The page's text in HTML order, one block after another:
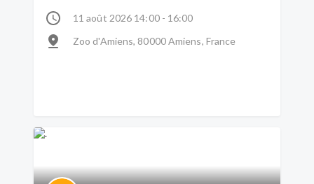
11 août 2026 14:00 - 16:00
Zoo d'Amiens, 80000 Amiens, France